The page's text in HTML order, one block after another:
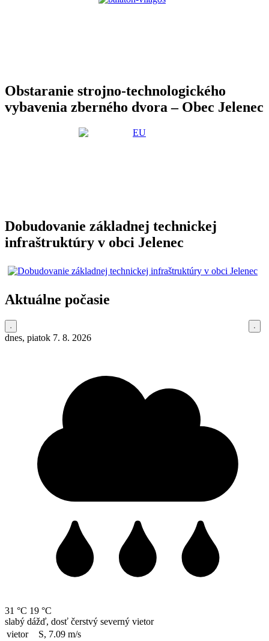
Obstaranie strojno-technologického
vybavenia zberného dvora – Obec Jelenec
Dobudovanie základnej technickej
infraštruktúry v obci Jelenec
Aktuálne počasie
dnes, piatok 7. 8. 2026
31 °C 19 °C
slabý dážď, dosť čerstvý severný vietor
vietor
S, 7.09 m/s